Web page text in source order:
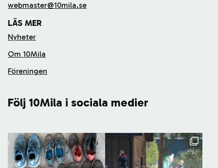
webmaster@10mila.se
LÄS MER
Nyheter
Om 10Mila
Föreningen
Följ 10Mila i sociala medier